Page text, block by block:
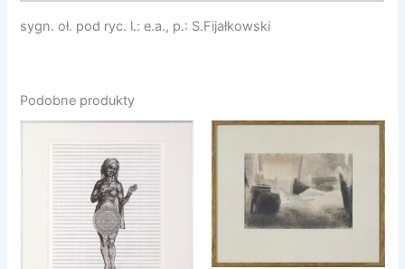
sygn. oł. pod ryc. l.: e.a., p.: S.Fijałkowski
Podobne produkty